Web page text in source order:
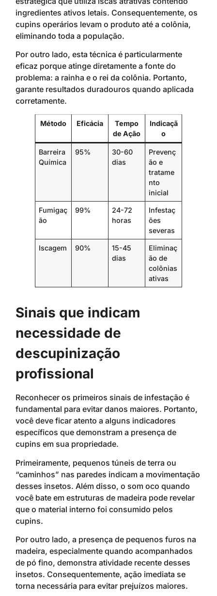
ingredientes ativos letais. Consequentemente, os
cupins operários levam o produto até a colônia,
eliminando toda a população.
Por outro lado, esta técnica é particularmente
eficaz porque atinge diretamente a fonte do
problema: a rainha e o rei da colônia. Portanto,
garante resultados duradouros quando aplicada
corretamente.
Método Eficácia
Tempo
de Ação
Indicaçã
o
Barreira
Química
95%
30-60
dias
Prevenç
ão e
tratame
nto
inicial
Fumigaç
ão
99%
24-72
horas
Infestaç
ões
severas
Iscagem 90%
15-45
dias
Eliminaç
ão de
colônias
ativas
Sinais que indicam
necessidade de
descupinização
profissional
Reconhecer os primeiros sinais de infestação é
fundamental para evitar danos maiores. Portanto,
você deve ficar atento a alguns indicadores
específicos que demonstram a presença de
cupins em sua propriedade.
Primeiramente, pequenos túneis de terra ou
“caminhos” nas paredes indicam a movimentação
desses insetos. Além disso, o som oco quando
você bate em estruturas de madeira pode revelar
que o material interno foi consumido pelos
cupins.
Por outro lado, a presença de pequenos furos na
madeira, especialmente quando acompanhados
de pó fino, demonstra atividade recente desses
insetos. Consequentemente, ação imediata se
torna necessária para evitar prejuízos maiores.